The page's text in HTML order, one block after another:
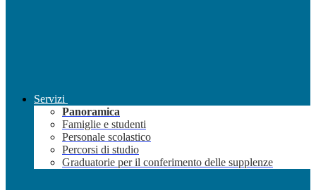
Servizi
Panoramica
Famiglie e studenti
Personale scolastico
Percorsi di studio
Graduatorie per il conferimento delle supplenze